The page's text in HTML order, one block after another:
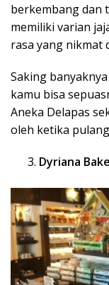
berkembang dan
memiliki varian
rasa yang nikmat
Saking
kamu bisa
Aneka Delapas
oleh ketika
Dyriana